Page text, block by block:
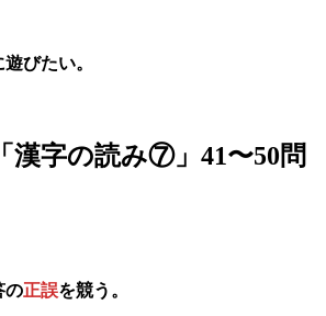
遊びたい。
漢字の読み⑦」41〜50問
の正誤を競う。